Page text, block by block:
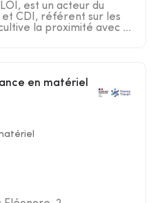
est un acteur du
CDI, référent sur les
la proximité avec ...